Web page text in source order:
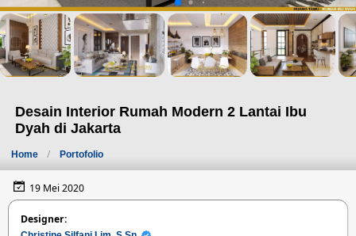
Desain Interior Rumah Modern 2 Lantai Ibu
Dyah di Jakarta
Home Portofolio
19 Mei 2020
Designer: